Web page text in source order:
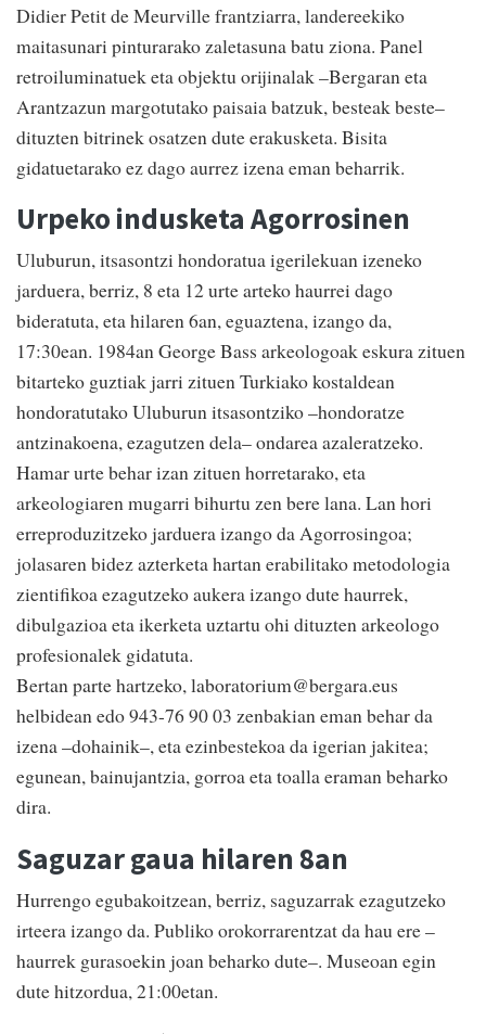
Didier Petit de Meurville frantziarra, landereekiko
maitasunari pinturarako zaletasuna batu ziona. Panel
retroiluminatuek eta objektu orijinalak –Bergaran eta
Arantzazun margotutako paisaia batzuk, besteak beste–
dituzten bitrinek osatzen dute erakusketa. Bisita
gidatuetarako ez dago aurrez izena eman beharrik.
Urpeko indusketa Agorrosinen
Uluburun, itsasontzi hondoratua igerilekuan izeneko
jarduera, berriz, 8 eta 12 urte arteko haurrei dago
bideratuta, eta hilaren 6an, eguaztena, izango da,
17:30ean. 1984an George Bass arkeologoak eskura zituen
bitarteko guztiak jarri zituen Turkiako kostaldean
hondoratutako Uluburun itsasontziko –hondoratze
antzinakoena, ezagutzen dela– ondarea azaleratzeko.
Hamar urte behar izan zituen horretarako, eta
arkeologiaren mugarri bihurtu zen bere lana. Lan hori
erreproduzitzeko jarduera izango da Agorrosingoa;
jolasaren bidez azterketa hartan erabilitako metodologia
zientifikoa ezagutzeko aukera izango dute haurrek,
dibulgazioa eta ikerketa uztartu ohi dituzten arkeologo
profesionalek gidatuta.
Bertan parte hartzeko, laboratorium@bergara.eus
helbidean edo 943-76 90 03 zenbakian eman behar da
izena –dohainik–, eta ezinbestekoa da igerian jakitea;
egunean, bainujantzia, gorroa eta toalla eraman beharko
dira.
Saguzar gaua hilaren 8an
Hurrengo egubakoitzean, berriz, saguzarrak ezagutzeko
irteera izango da. Publiko orokorrarentzat da hau ere –
haurrek gurasoekin joan beharko dute–. Museoan egin
dute hitzordua, 21:00etan.